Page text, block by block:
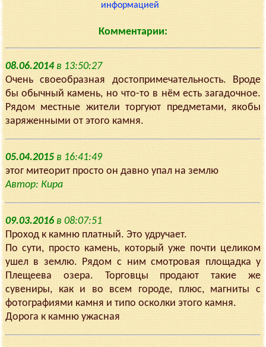
Комментарии:
08.06.2014в 13:50:27
Очень своеобразная достопримечательность. Вроде
бы обычный камень, но что-то в нём есть загадочное.
Рядом местные жители торгуют предметами, якобы
заряженными от этого камня.
05.04.2015в 16:41:49
этог митеорит просто он давно упал на землю
Автор: Кира
09.03.2016в 08:07:51
Проход к камню платный. Это удручает.
По сути, просто камень, который уже почти целиком
ушел в землю. Рядом с ним смотровая площадка у
Плещеева озера. Торговцы продают такие же
сувениры, как и во всем городе, плюс, магниты с
фотографиями камня и типо осколки этого камня.
Дорога к камню ужасная